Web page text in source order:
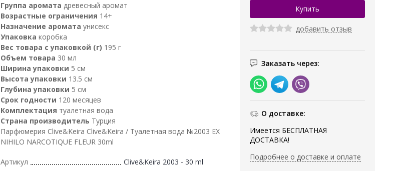
добавить отзыв
Заказать через:
О доставке:
Имеется БЕСПЛАТНАЯ
ДОСТАВКА!
Подробнее о доставке и оплате
Группа аромата древесный аромат
Возрастные ограничения 14+
Назначение аромата унисекс
Упаковка коробка
Вес товара с упаковкой (г) 195 г
Объем товара 30 мл
Ширина упаковки 5 см
Высота упаковки 13.5 см
Глубина упаковки 5 см
Срок годности 120 месяцев
Комплектация туалетная вода
Страна производитель Турция
Парфюмерия Clive&Keira Clive&Keira / Туалетная вода №2003 EX
NIHILO NARCOTIQUE FLEUR 30ml
Артикул Clive&Keira 2003 - 30 ml